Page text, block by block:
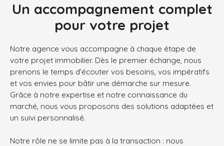
Un accompagnement complet
pour votre projet
Notre agence vous accompagne à chaque étape de
votre projet immobilier. Dès le premier échange, nous
prenons le temps d’écouter vos besoins, vos impératifs
et vos envies pour bâtir une démarche sur mesure.
Grâce à notre expertise et notre connaissance du
marché, nous vous proposons des solutions adaptées et
un suivi personnalisé.
Notre rôle ne se limite pas à la transaction : nous